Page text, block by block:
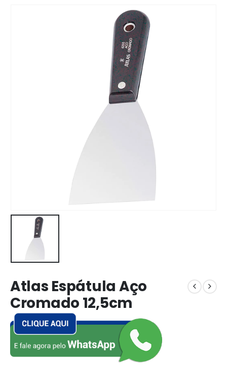
Atlas Espátula Aço
Cromado 12,5cm